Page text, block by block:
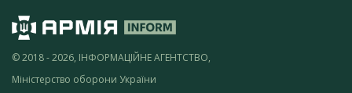
© 2018 - 2026, ІНФОРМАЦІЙНЕ АГЕНТСТВО,
Міністерство оборони України